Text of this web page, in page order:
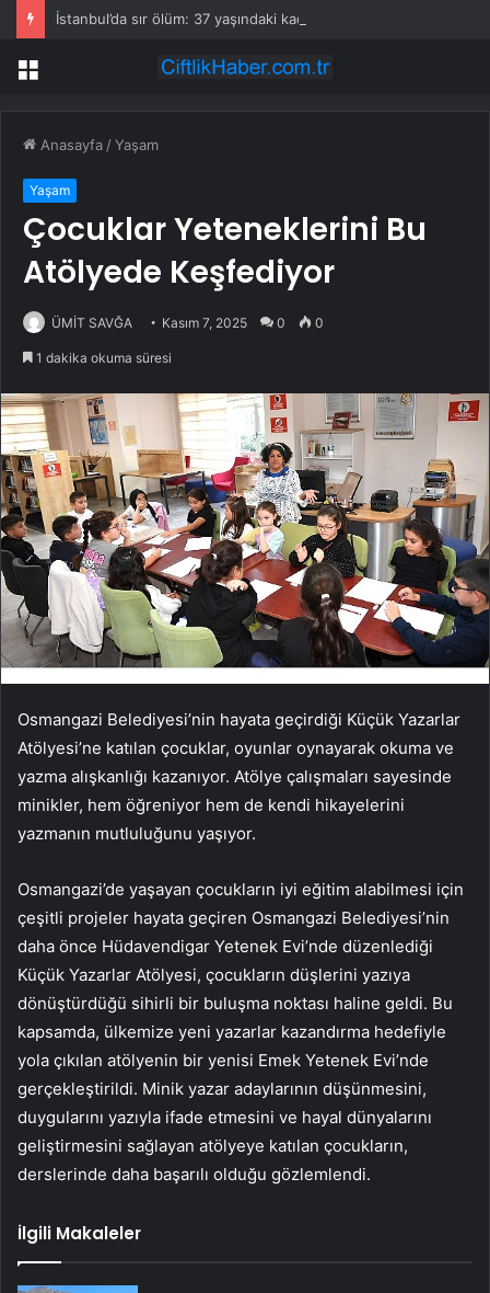
Menü
Anasayfa /Yaşam
Yaşam
Çocuklar Yeteneklerini Bu
Atölyede Keşfediyor
ÜMİT SAVĞA Kasım 7, 2025 0 0
1 dakika okuma süresi
Osmangazi Belediyesi’nin hayata geçirdiği Küçük Yazarlar
Atölyesi’ne katılan çocuklar, oyunlar oynayarak okuma ve
yazma alışkanlığı kazanıyor. Atölye çalışmaları sayesinde
minikler, hem öğreniyor hem de kendi hikayelerini
yazmanın mutluluğunu yaşıyor.
Osmangazi’de yaşayan çocukların iyi eğitim alabilmesi için
çeşitli projeler hayata geçiren Osmangazi Belediyesi’nin
daha önce Hüdavendigar Yetenek Evi’nde düzenlediği
Küçük Yazarlar Atölyesi, çocukların düşlerini yazıya
dönüştürdüğü sihirli bir buluşma noktası haline geldi. Bu
kapsamda, ülkemize yeni yazarlar kazandırma hedefiyle
yola çıkılan atölyenin bir yenisi Emek Yetenek Evi’nde
gerçekleştirildi. Minik yazar adaylarının düşünmesini,
duygularını yazıyla ifade etmesini ve hayal dünyalarını
geliştirmesini sağlayan atölyeye katılan çocukların,
derslerinde daha başarılı olduğu gözlemlendi.
İlgili Makaleler